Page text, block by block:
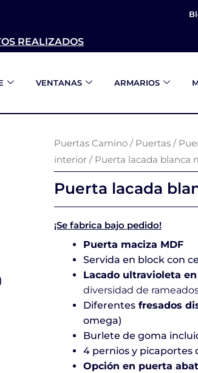
REALIZADOS
VENTANAS ARMARIOS
Puertas Camino/ Puertas/
interior/ Puerta lacada blanca
Puerta lacada
¡Se fabrica bajo pedido!
Puerta maciza MDF
Servida en block con
Lacado ultravioleta
diversidad de
Diferentesfresados
omega)
Burlete de goma
4 pernios y picaportes
Opción en puerta